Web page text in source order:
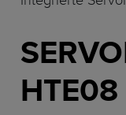
HTE08